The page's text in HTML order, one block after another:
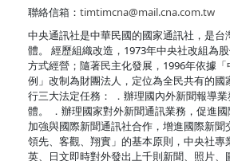
聯絡信箱： timtimcna@mail.cna.com.tw
中央通訊社是中華民國的國家通訊社，是台
體。 經歷組織改造，1973年中央社改組為
方式經營；隨著民主化發展，1996年依據
例」改制為財團法人，定位為全民共有的國
行三大法定任務： ．辦理國內外新聞報導
體。 ．辦理國家對外新聞通訊業務，促進國
加強與國際新聞通訊社合作，增進國際新聞
領先、客觀、翔實」的基本原則，中央社專
英、日文即時對外發出上千則新聞、照片、